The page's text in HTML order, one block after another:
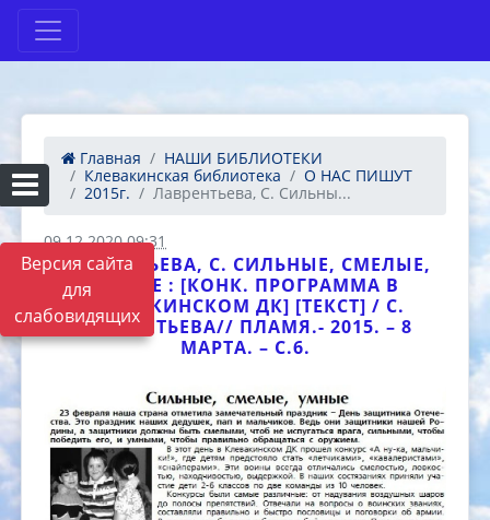
Версия сайта
для
слабовидящих
Главная
НАШИ БИБЛИОТЕКИ
Клевакинская библиотека
О НАС ПИШУТ
2015г.
Лаврентьева, С. Сильны...
09.12.2020 09:31
ЛАВРЕНТЬЕВА, С. СИЛЬНЫЕ, СМЕЛЫЕ,
УМНЫЕ : [КОНК. ПРОГРАММА В
КЛЕВАКИНСКОМ ДК] [ТЕКСТ] / С.
ЛАВРЕНТЬЕВА// ПЛАМЯ.- 2015. – 8
МАРТА. – С.6.